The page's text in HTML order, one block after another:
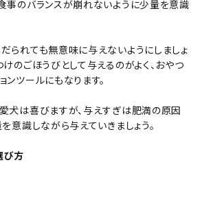
事のバランスが崩れないように少量を意識
られても無意味に与えないようにしましょ
けのごほうびとして与えるのがよく、おやつ
ンツールにもなります。
犬は喜びますが、与えすぎは肥満の原因
を意識しながら与えていきましょう。
び方